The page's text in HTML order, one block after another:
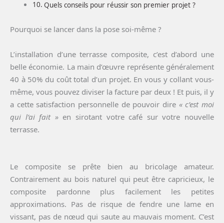
Quels conseils pour réussir son premier projet ?
Pourquoi se lancer dans la pose soi-même ?
L’installation d’une terrasse composite, c’est d’abord une
belle économie. La main d’œuvre représente généralement
40 à 50% du coût total d’un projet. En vous y collant vous-
même, vous pouvez diviser la facture par deux ! Et puis, il y
a cette satisfaction personnelle de pouvoir dire « c’est moi
qui l’ai fait »en sirotant votre café sur votre nouvelle
terrasse.
Le composite se prête bien au bricolage amateur.
Contrairement au bois naturel qui peut être capricieux, le
composite pardonne plus facilement les petites
approximations. Pas de risque de fendre une lame en
vissant, pas de nœud qui saute au mauvais moment. C’est